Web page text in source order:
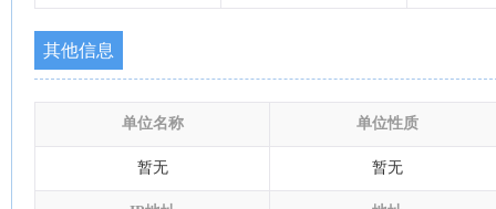
其他信息
单位名称 单位性质
暂无 暂无